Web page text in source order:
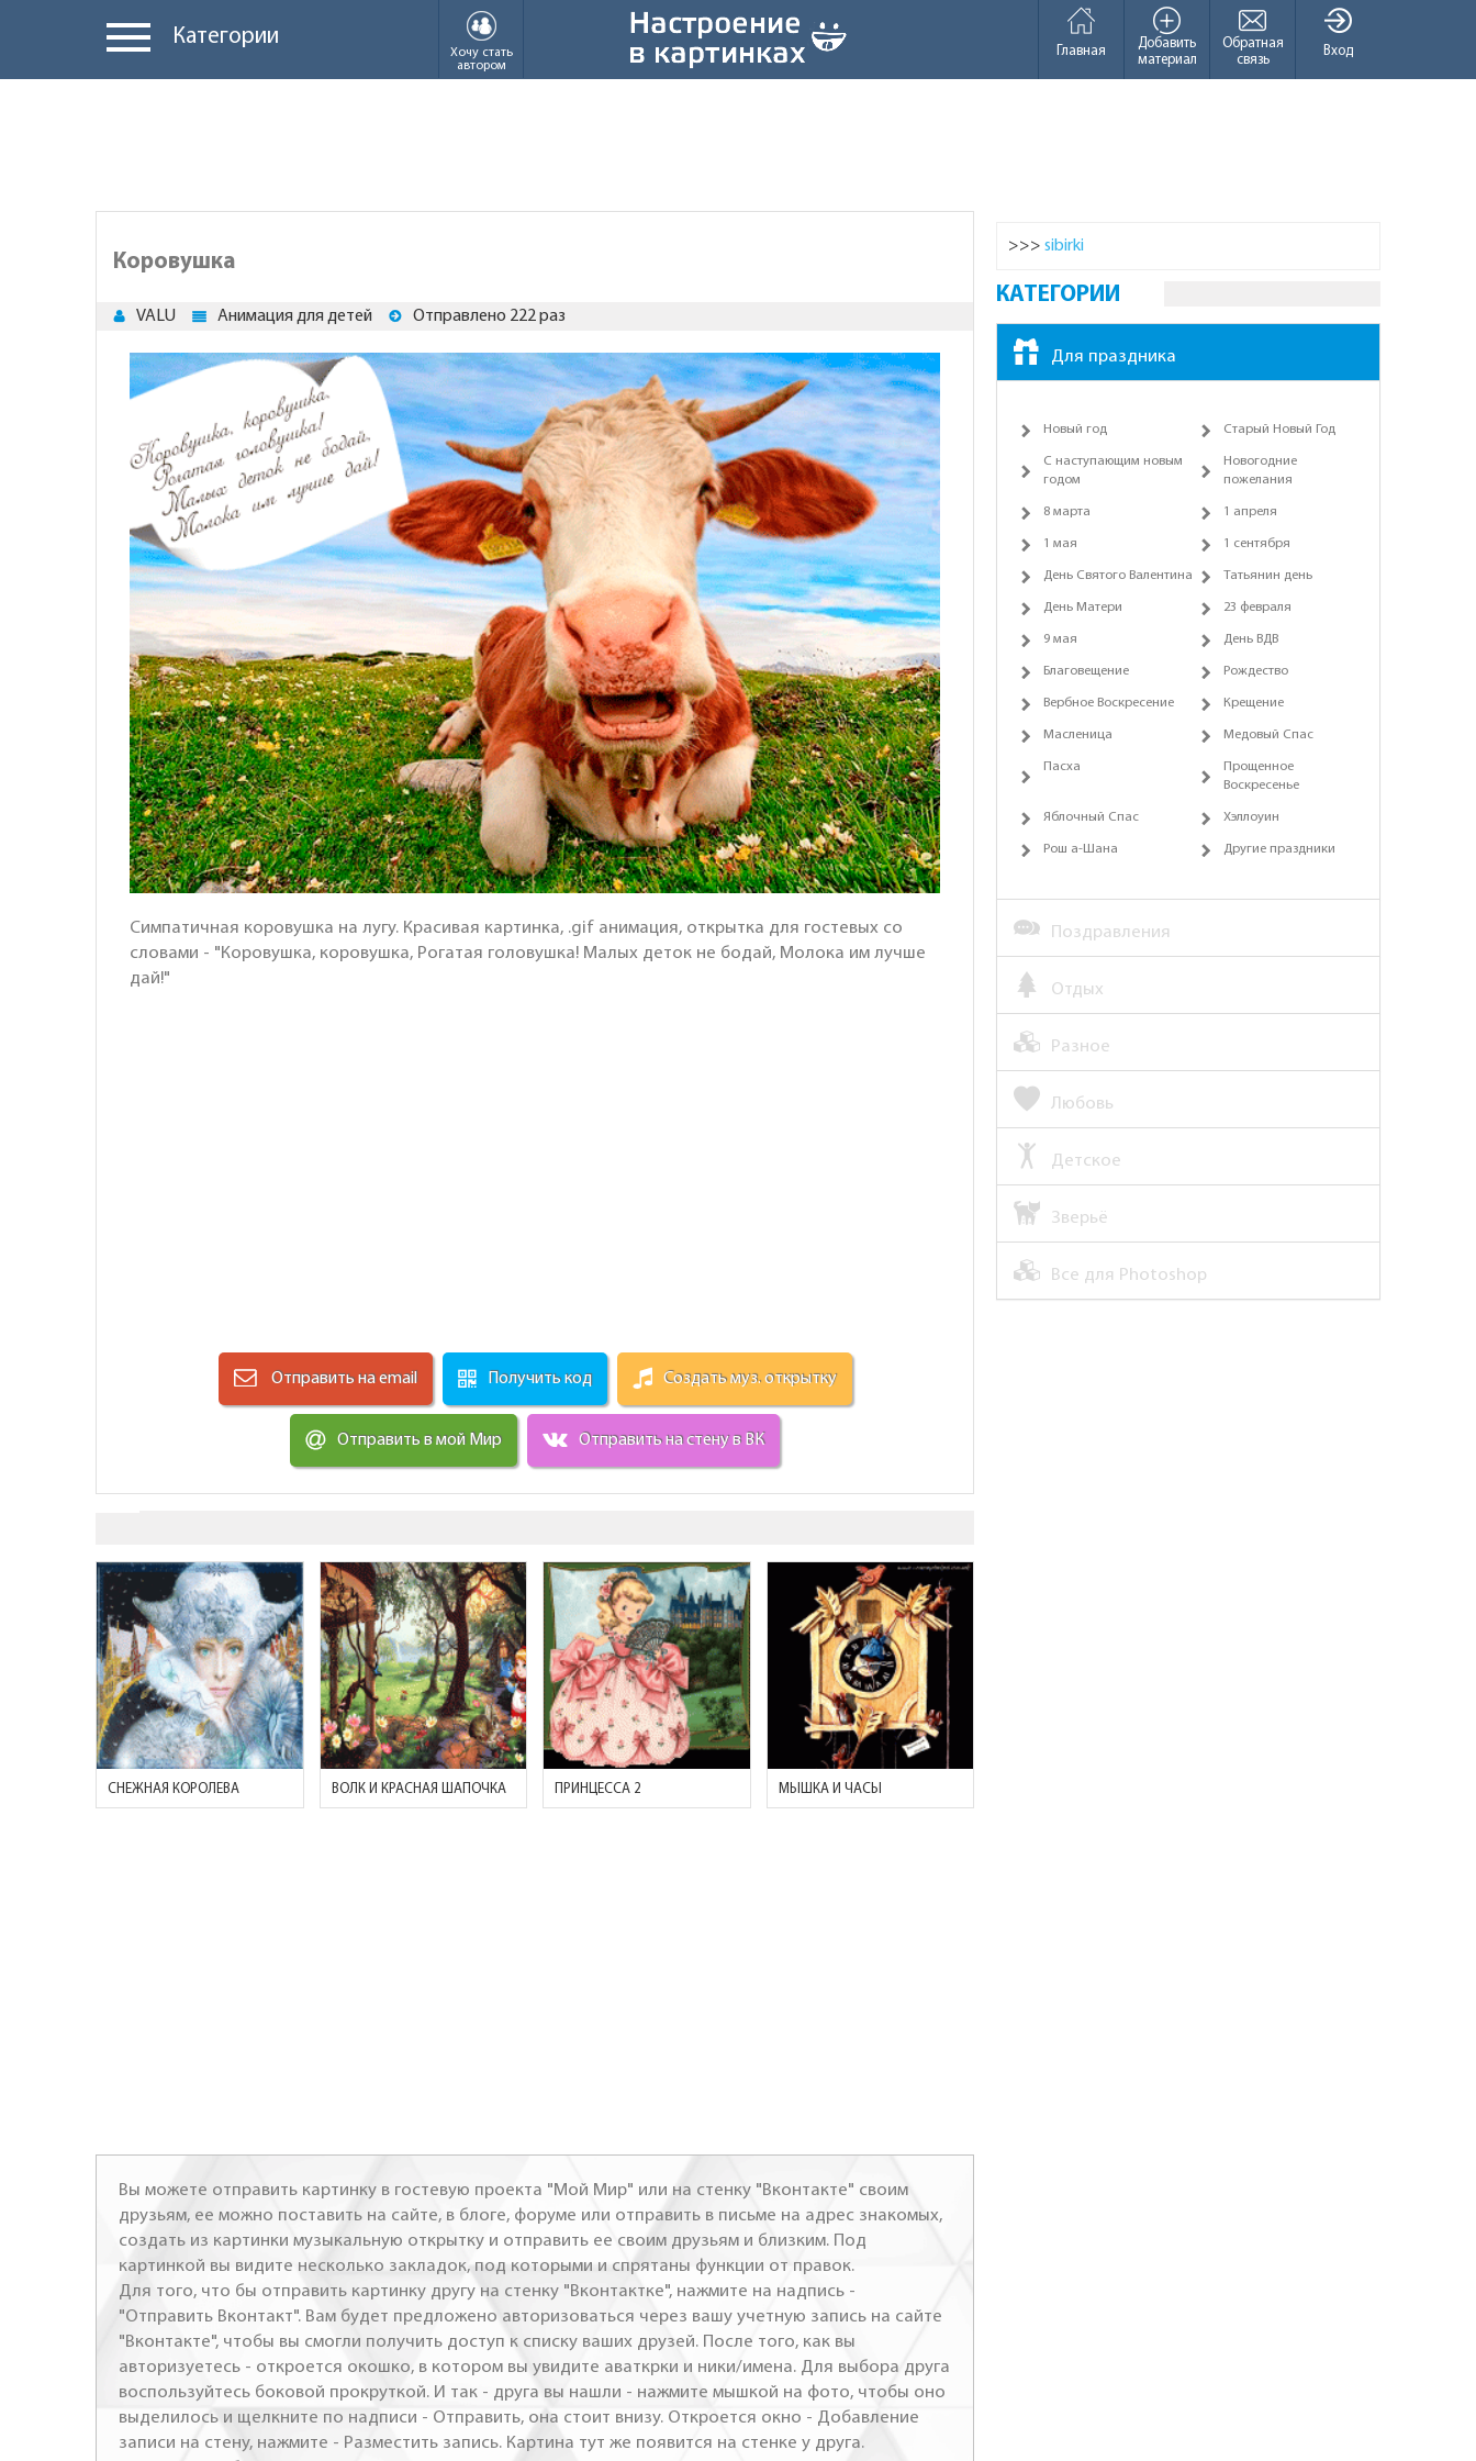
Категории
Хочу стать
автором
Вход
Обратная
связь
Добавить
материал
Главная
Коровушка
VALU Анимация для детей Отправлено 222 раз
Симпатичная коровушка на лугу. Красивая картинка, .gif анимация, открытка для гостевых со
словами - "Коровушка, коровушка, Рогатая головушка! Малых деток не бодай, Молока им лучше
дай!"
Отправить на email Получить код Создать муз. открытку
Отправить в мой Мир Отправить на стену в ВК
СНЕЖНАЯ КОРОЛЕВА ВОЛК И КРАСНАЯ ШАПОЧКА ПРИНЦЕССА 2 МЫШКА И ЧАСЫ
Вы можете отправить картинку в гостевую проекта "Мой Мир" или на стенку "Вконтакте" своим
друзьям, ее можно поставить на сайте, в блоге, форуме или отправить в письме на адрес знакомых,
создать из картинки музыкальную открытку и отправить ее своим друзьям и близким. Под
картинкой вы видите несколько закладок, под которыми и спрятаны функции от правок.
Для того, что бы отправить картинку другу на стенку "Вконтактке", нажмите на надпись -
"Отправить Вконтакт". Вам будет предложено авторизоваться через вашу учетную запись на сайте
"Вконтакте", чтобы вы смогли получить доступ к списку ваших друзей. После того, как вы
авторизуетесь - откроется окошко, в котором вы увидите аваткрки и ники/имена. Для выбора друга
воспользуйтесь боковой прокруткой. И так - друга вы нашли - нажмите мышкой на фото, чтобы оно
выделилось и щелкните по надписи - Отправить, она стоит внизу. Откроется окно - Добавление
записи на стену, нажмите - Разместить запись. Картина тут же появится на стенке у друга.
>>> sibirki
КАТЕГОРИИ
Для праздника
Новый год Старый Новый Год
С наступающим новым
годом
Новогодние
пожелания
8 марта 1 апреля
1 мая 1 сентября
День Святого Валентина Татьянин день
День Матери 23 февраля
9 мая День ВДВ
Благовещение Рождество
Вербное Воскресение Крещение
Масленица Медовый Спас
Пасха
Прощенное
Воскресенье
Яблочный Спас Хэллоуин
Рош а-Шана Другие праздники
Поздравления
Отдых
Разное
Любовь
Детское
Зверьё
Все для Photoshop